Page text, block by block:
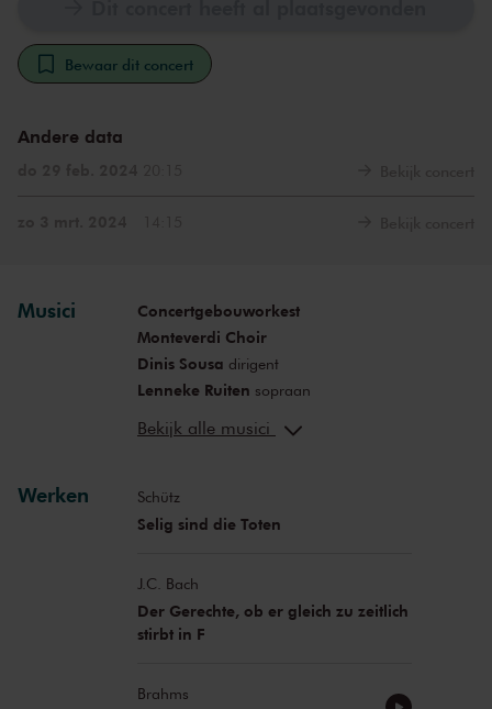
Bewaar dit concert
Andere data
Musici
Concertgebouworkest
Monteverdi Choir
Dinis Sousa dirigent
Lenneke Ruiten sopraan
Christian Gerhaher
Bekijk alle musici
Werken Schütz
Selig sind die Toten
J.C. Bach
Der Gerechte, ob er gleich zu zeitlich
stirbt in F
Brahms